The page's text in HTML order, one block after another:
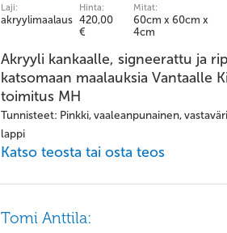
Laji:
akryylimaalaus
Hinta:
420,00
€
Mitat:
60cm x 60cm x
4cm
Akryyli kankaalle, signeerattu ja
katsomaan maalauksia Vantaalle
toimitus MH
Tunnisteet: Pinkki, vaaleanpunainen,
lappi
Katso teosta tai osta teos
Tomi Anttila: